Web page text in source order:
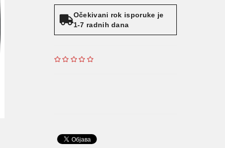
Očekivani rok isporuke je
1-7 radnih dana